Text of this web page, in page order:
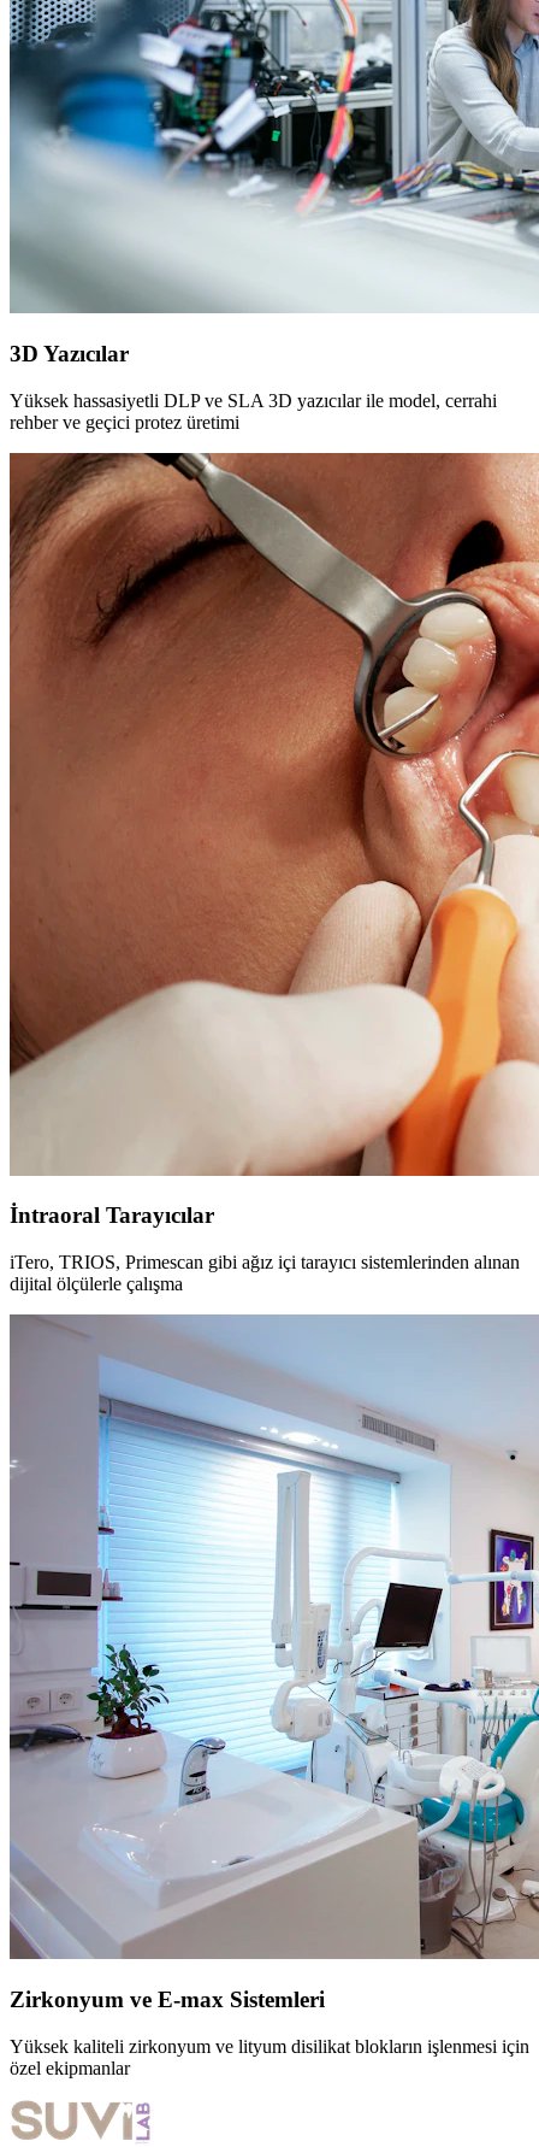
3D Yazıcılar
Yüksek hassasiyetli DLP ve SLA 3D yazıcılar ile model, cerrahi
rehber ve geçici protez üretimi
İntraoral Tarayıcılar
iTero, TRIOS, Primescan gibi ağız içi tarayıcı sistemlerinden alınan
dijital ölçülerle çalışma
Zirkonyum ve E-max Sistemleri
Yüksek kaliteli zirkonyum ve lityum disilikat blokların işlenmesi için
özel ekipmanlar